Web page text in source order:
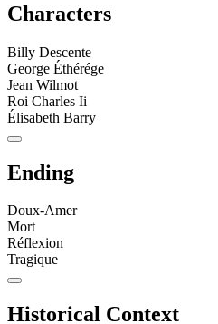
Characters
Billy Descente
George Éthérége
Jean Wilmot
Roi Charles Ii
Élisabeth Barry
Ending
Doux-Amer
Mort
Réflexion
Tragique
Historical Context